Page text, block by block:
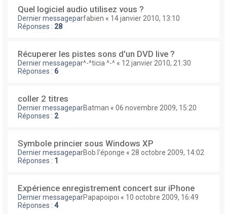
Quel logiciel audio utilisez vous ?
Dernier messageparfabien « 14 janvier 2010, 13:10
Réponses : 28
Récuperer les pistes sons d'un DVD live ?
Dernier messagepar^-^ticia ^-^ « 12 janvier 2010, 21:30
Réponses : 6
coller 2 titres
Dernier messageparBatman « 06 novembre 2009, 15:20
Réponses : 2
Symbole princier sous Windows XP
Dernier messageparBob l'éponge « 28 octobre 2009, 14:02
Réponses : 1
Expérience enregistrement concert sur iPhone
Dernier messageparPapapoipoi « 10 octobre 2009, 16:49
Réponses : 4